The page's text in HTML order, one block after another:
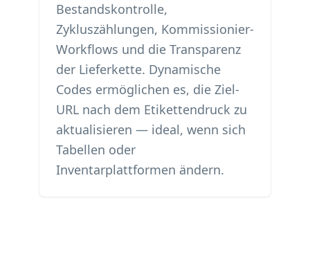
Bestandskontrolle,
Zykluszählungen, Kommissionier-
Workflows und die Transparenz
der Lieferkette. Dynamische
Codes ermöglichen es, die Ziel-
URL nach dem Etikettendruck zu
aktualisieren — ideal, wenn sich
Tabellen oder
Inventarplattformen ändern.